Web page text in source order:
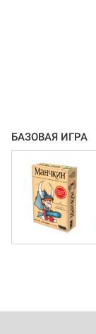
БАЗОВАЯ ИГРА